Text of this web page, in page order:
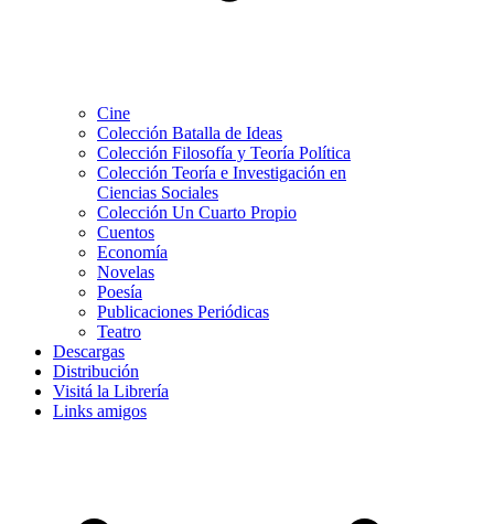
Cine
Colección Batalla de Ideas
Colección Filosofía y Teoría Política
Colección Teoría e Investigación en
Ciencias Sociales
Colección Un Cuarto Propio
Cuentos
Economía
Novelas
Poesía
Publicaciones Periódicas
Teatro
Descargas
Distribución
Visitá la Librería
Links amigos